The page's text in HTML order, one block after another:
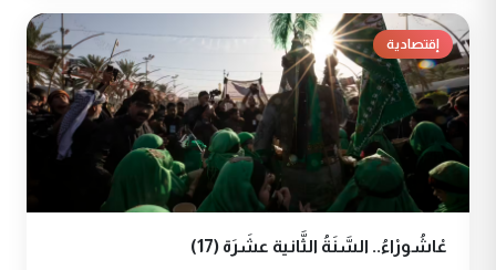
إقتصادية
عْاشُورْاءُ.. السَّنَةُ الثَّانية عشَرَة (17)